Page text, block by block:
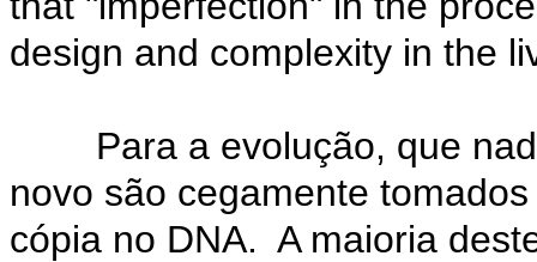
design and complexity in the
Para a evolução, que
novo são cegamente
cópia no DNA. A maioria